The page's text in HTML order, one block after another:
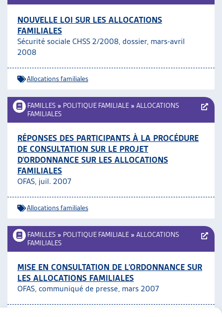
NOUVELLE LOI SUR LES ALLOCATIONS
FAMILIALES
Sécurité sociale CHSS 2/2008, dossier, mars-avril
2008
Allocations familiales
FAMILLES » POLITIQUE FAMILIALE » ALLOCATIONS
FAMILIALES
RÉPONSES DES PARTICIPANTS À LA PROCÉDURE
DE CONSULTATION SUR LE PROJET
D’ORDONNANCE SUR LES ALLOCATIONS
FAMILIALES
OFAS, juil. 2007
Allocations familiales
FAMILLES » POLITIQUE FAMILIALE » ALLOCATIONS
FAMILIALES
MISE EN CONSULTATION DE L’ORDONNANCE SUR
LES ALLOCATIONS FAMILIALES
OFAS, communiqué de presse, mars 2007